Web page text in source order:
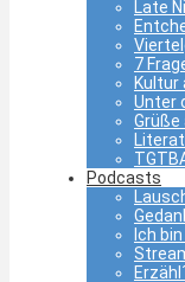
Late
7
Kultur
Unter
Grüße
Podcasts
Ich